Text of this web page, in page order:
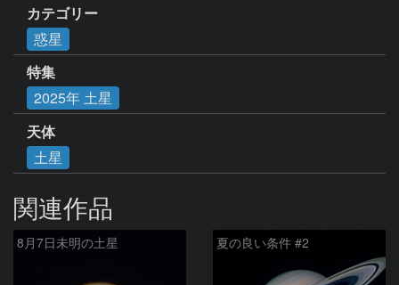
カテゴリー
惑星
特集
2025年 土星
天体
土星
関連作品
8月7日未明の土星 夏の良い条件 #2